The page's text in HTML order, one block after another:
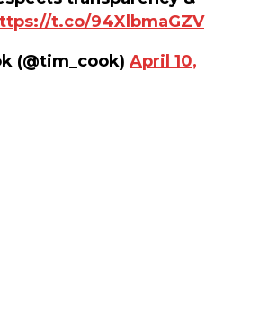
t.co/94XlbmaGZV
(@tim_cook) April 10,